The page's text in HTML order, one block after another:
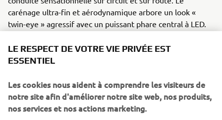
carénage ultra-fin et aérodynamique arbore un look «
twin-eye » agressif avec un puissant phare central à LED.
profondes reflètent l'ADN pur de la série R. Les freins et
la suspension haut de gamme de la R7 garantissent un
La surface frontale de la R7 est la plus petite des modèles
de la série R et offre le plus haut niveau d'efficacité
aérodynamique, tandis que le guidon clip-on, le kit de
LE RESPECT DE VOTRE VIE PRIVÉE EST
ESSENTIEL
Les cookies nous aident à comprendre les visiteurs de
notre site afin d'améliorer notre site web, nos produits,
nos services et nos actions marketing.